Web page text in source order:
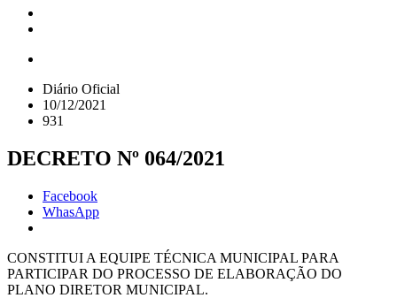
Diário Oficial
10/12/2021
931
DECRETO Nº 064/2021
Facebook
WhasApp
CONSTITUI A EQUIPE TÉCNICA MUNICIPAL PARA
PARTICIPAR DO PROCESSO DE ELABORAÇÃO DO
PLANO DIRETOR MUNICIPAL.